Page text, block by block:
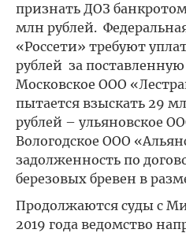
признать ДОЗ
млн рублей.
«Россети» требуют
рублей за
Московское ООО
пытается взыскать 29
рублей – ульяновское
Вологодское ООО
задолженность по
березовых бревен в
Продолжаются суды с
2019 года ведомство